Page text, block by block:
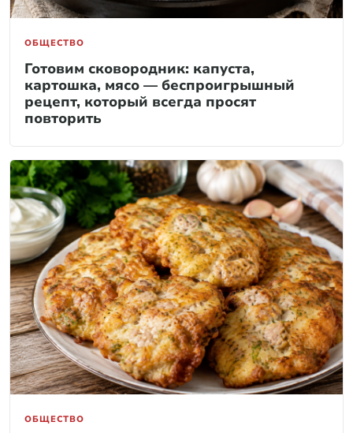
ОБЩЕСТВО
Готовим сковородник: капуста,
картошка, мясо — беспроигрышный
рецепт, который всегда просят
повторить
ОБЩЕСТВО